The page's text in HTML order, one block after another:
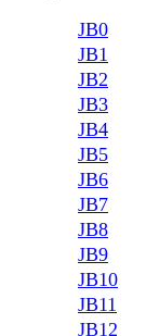
JB0
JB1
JB2
JB3
JB4
JB5
JB6
JB7
JB8
JB9
JB10
JB11
JB12